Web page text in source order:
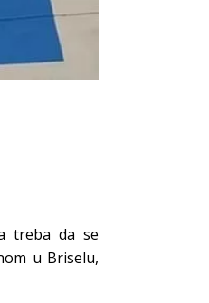
treba da se
u Briselu,